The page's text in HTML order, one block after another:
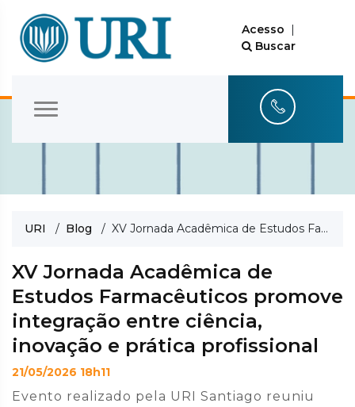
Acesso |
Buscar
URI / Blog / XV Jornada Acadêmica de Estudos Farmacêuticos promove integração entre ciência, inovação e prática profissional
XV Jornada Acadêmica de
Estudos Farmacêuticos promove
integração entre ciência,
inovação e prática profissional
21/05/2026 18h11
Evento realizado pela URI Santiago reuniu